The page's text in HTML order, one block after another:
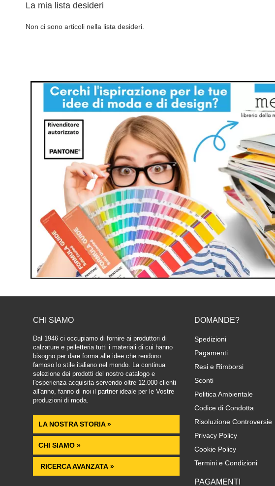
La mia lista desideri
Non ci sono articoli nella lista desideri.
CHI SIAMO
Dal 1946 ci occupiamo di fornire ai produttori di
calzature e pelletteria tutti i materiali di cui hanno
bisogno per dare forma alle idee che rendono
famoso lo stile italiano nel mondo. La continua
selezione dei prodotti del nostro catalogo e
l'esperienza acquisita servendo oltre 12.000 clienti
all'anno, fanno di noi il partner ideale per le Vostre
produzioni di moda.
LA NOSTRA STORIA »
CHI SIAMO »
RICERCA AVANZATA »
DOMANDE?
Spedizioni
Pagamenti
Resi e Rimborsi
Sconti
Politica Ambientale
Codice di Condotta
Risoluzione Controversie
Privacy Policy
Cookie Policy
Termini e Condizioni
PAGAMENTI